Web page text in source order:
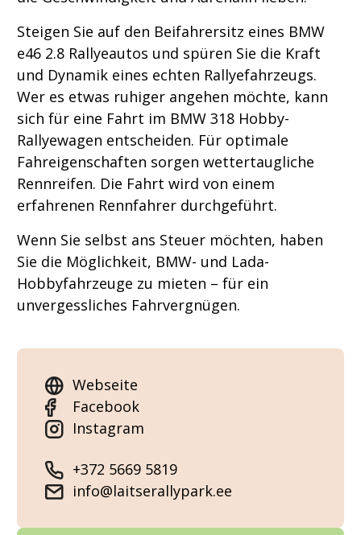
Steigen Sie auf den Beifahrersitz eines BMW
e46 2.8 Rallyeautos und spüren Sie die Kraft
und Dynamik eines echten Rallyefahrzeugs.
Wer es etwas ruhiger angehen möchte, kann
sich für eine Fahrt im BMW 318 Hobby-
Rallyewagen entscheiden. Für optimale
Fahreigenschaften sorgen wettertaugliche
Rennreifen. Die Fahrt wird von einem
erfahrenen Rennfahrer durchgeführt.
Wenn Sie selbst ans Steuer möchten, haben
Sie die Möglichkeit, BMW- und Lada-
Hobbyfahrzeuge zu mieten – für ein
unvergessliches Fahrvergnügen.
Webseite
Facebook
Instagram
+372 5669 5819
info@laitserallypark.ee